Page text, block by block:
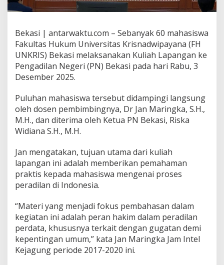
Bekasi | antarwaktu.com – Sebanyak 60 mahasiswa
Fakultas Hukum Universitas Krisnadwipayana (FH
UNKRIS) Bekasi melaksanakan Kuliah Lapangan ke
Pengadilan Negeri (PN) Bekasi pada hari Rabu, 3
Desember 2025.
Puluhan mahasiswa tersebut didampingi langsung
oleh dosen pembimbingnya, Dr Jan Maringka, S.H.,
M.H., dan diterima oleh Ketua PN Bekasi, Riska
Widiana S.H., M.H.
Jan mengatakan, tujuan utama dari kuliah
lapangan ini adalah memberikan pemahaman
praktis kepada mahasiswa mengenai proses
peradilan di Indonesia.
“Materi yang menjadi fokus pembahasan dalam
kegiatan ini adalah peran hakim dalam peradilan
perdata, khususnya terkait dengan gugatan demi
kepentingan umum,” kata Jan Maringka Jam Intel
Kejagung periode 2017-2020 ini.